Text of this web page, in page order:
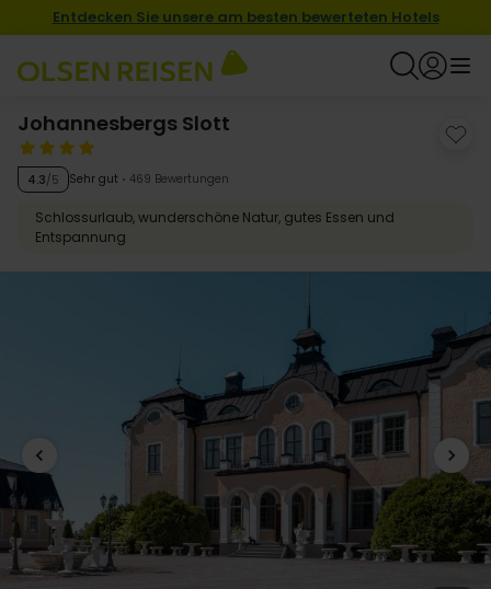
Entdecken Sie unsere am besten bewerteten Hotels
Johannesbergs Slott
4.3/5 Sehr gut 469 Bewertungen
Schlossurlaub, wunderschöne Natur, gutes Essen und
Entspannung